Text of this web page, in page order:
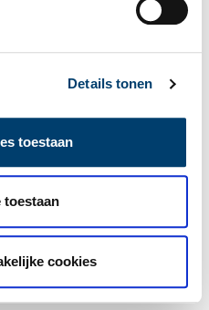
Details tonen
toestaan
toestaan
cookies